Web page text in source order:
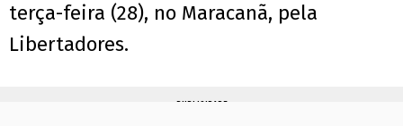
terça-feira (28), no Maracanã, pela
Libertadores.
PUBLICIDADE